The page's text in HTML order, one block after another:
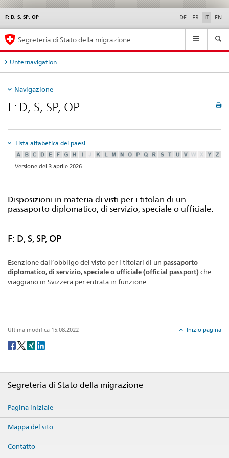
F: D, S, SP, OP DE FR IT EN
Service
Navigation
Segreteria di Stato della migrazione
Unternavigation
Navigazione
F: D, S, SP, OP
Lista alfabetica dei paesi
Versione del 3 aprile 2026
Disposizioni in materia di visti per i titolari di un
passaporto diplomatico, di servizio, speciale o ufficiale:
F: D, S, SP, OP
Esenzione dall’obbligo del visto per i titolari di un passaporto
diplomatico, di servizio, speciale o ufficiale (official passport) che
viaggiano in Svizzera per entrata in funzione.
Ultima modifica 15.08.2022 Inizio pagina
Social
Segreteria di Stato della migrazione
Pagina iniziale
Mappa del sito
Contatto